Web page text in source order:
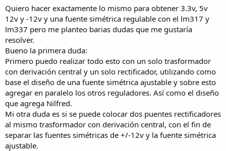
Quiero hacer exactamente lo mismo para obtener 3.3v, 5v
12v y -12v y una fuente simétrica regulable con el lm317 y
lm337 pero me planteo barias dudas que me gustaría
resolver.
Bueno la primera duda:
Primero puedo realizar todo esto con un solo trasformador
con derivación central y un solo rectificador, utilizando como
base el diseño de una fuente simétrica ajustable y sobre esto
agregar en paralelo los otros reguladores. Así como el diseño
que agrega Nilfred.
Mi otra duda es si se puede colocar dos puentes rectificadores
al mismo trasformador con derivación central, con el fin de
separar las fuentes simétricas de +/-12v y la fuente simétrica
ajustable.